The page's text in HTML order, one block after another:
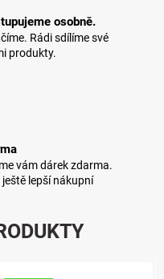
osobně.
Rádi sdílíme své
produkty.
vám dárek zdarma.
lepší nákupní